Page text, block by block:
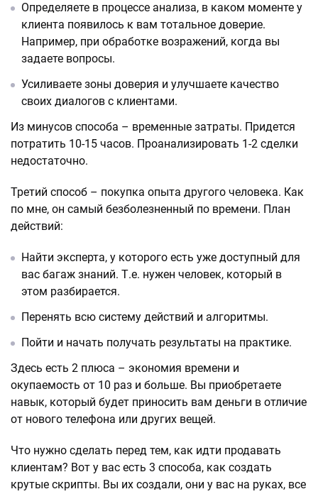
Определяете в процессе анализа, в каком моменте у
клиента появилось к вам тотальное доверие.
Например, при обработке возражений, когда вы
задаете вопросы.
Усиливаете зоны доверия и улучшаете качество
своих диалогов с клиентами.
Из минусов способа – временные затраты. Придется
потратить 10-15 часов. Проанализировать 1-2 сделки
недостаточно.
Третий способ – покупка опыта другого человека. Как
по мне, он самый безболезненный по времени. План
действий:
Найти эксперта, у которого есть уже доступный для
вас багаж знаний. Т.е. нужен человек, который в
этом разбирается.
Перенять всю систему действий и алгоритмы.
Пойти и начать получать результаты на практике.
Здесь есть 2 плюса – экономия времени и
окупаемость от 10 раз и больше. Вы приобретаете
навык, который будет приносить вам деньги в отличие
от нового телефона или других вещей.
Что нужно сделать перед тем, как идти продавать
клиентам? Вот у вас есть 3 способа, как создать
крутые скрипты. Вы их создали, они у вас на руках, все